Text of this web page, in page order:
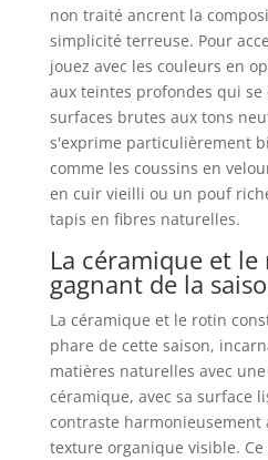
non traité ancrent la
simplicité terreuse. Pour
jouez avec les couleurs en
aux teintes profondes qui
surfaces brutes aux tons
s'exprime particulièrement
comme les coussins en
en cuir vieilli ou un pouf
tapis en fibres naturelles.
La céramique et
gagnant de la
La céramique et le rotin
phare de cette saison,
matières naturelles avec
céramique, avec sa surface
contraste harmonieusement
texture organique visible.